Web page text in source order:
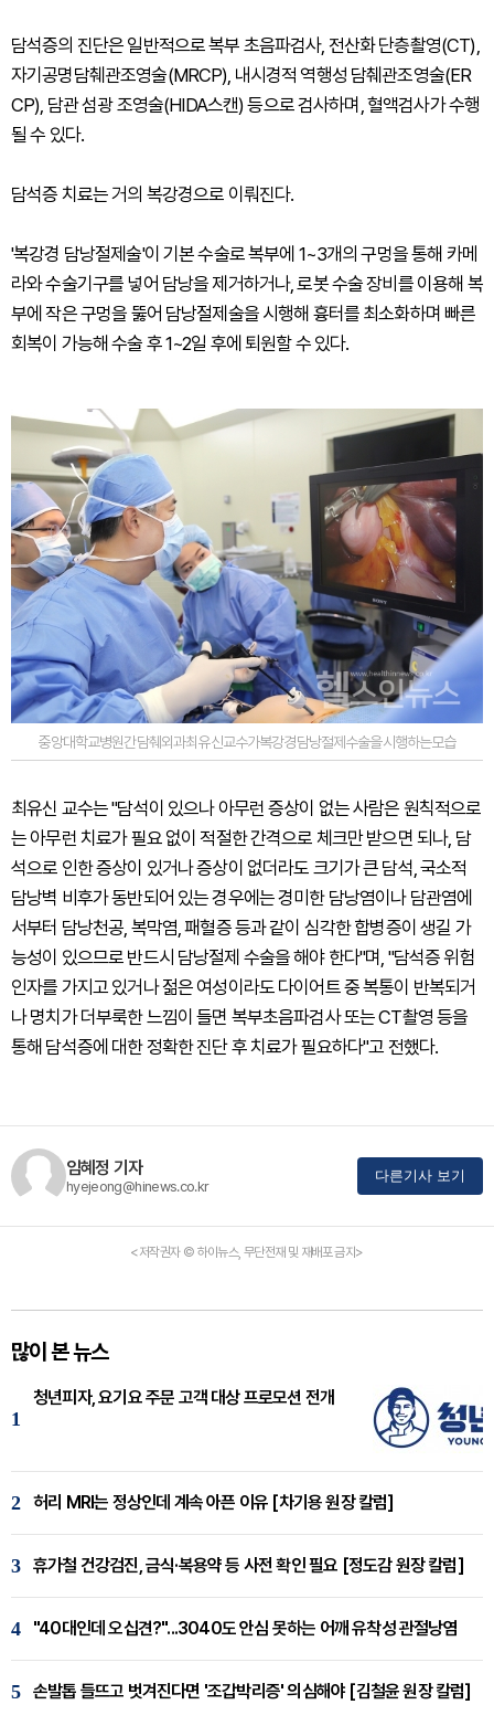
담석증의 진단은 일반적으로 복부 초음파검사, 전산화 단층촬영(CT),
자기공명담췌관조영술(MRCP), 내시경적 역행성 담췌관조영술(ER
CP), 담관 섬광 조영술(HIDA스캔) 등으로 검사하며, 혈액검사가 수행
될 수 있다.
담석증 치료는 거의 복강경으로 이뤄진다.
'복강경 담낭절제술'이 기본 수술로 복부에 1~3개의 구멍을 통해 카메
라와 수술기구를 넣어 담낭을 제거하거나, 로봇 수술 장비를 이용해 복
부에 작은 구멍을 뚫어 담낭절제술을 시행해 흉터를 최소화하며 빠른
회복이 가능해 수술 후 1~2일 후에 퇴원할 수 있다.
중앙대학교병원간담췌외과최유신교수가복강경담낭절제수술을시행하는모습
최유신 교수는 "담석이 있으나 아무런 증상이 없는 사람은 원칙적으로
는 아무런 치료가 필요 없이 적절한 간격으로 체크만 받으면 되나, 담
석으로 인한 증상이 있거나 증상이 없더라도 크기가 큰 담석, 국소적
담낭벽 비후가 동반되어 있는 경우에는 경미한 담낭염이나 담관염에
서부터 담낭천공, 복막염, 패혈증 등과 같이 심각한 합병증이 생길 가
능성이 있으므로 반드시 담낭절제 수술을 해야 한다"며, "담석증 위험
인자를 가지고 있거나 젊은 여성이라도 다이어트 중 복통이 반복되거
나 명치가 더부룩한 느낌이 들면 복부초음파검사 또는 CT촬영 등을
통해 담석증에 대한 정확한 진단 후 치료가 필요하다"고 전했다.
임혜정 기자
hyejeong@hinews.co.kr
다른기사 보기
<저작권자 © 하이뉴스, 무단전재 및 재배포 금지>
많이 본 뉴스
1
청년피자, 요기요 주문 고객 대상 프로모션 전개
2 허리 MRI는 정상인데 계속 아픈 이유 [차기용 원장 칼럼]
3 휴가철 건강검진, 금식·복용약 등 사전 확인 필요 [정도감 원장 칼럼]
4 "40대인데 오십견?"...3040도 안심 못하는 어깨 유착성 관절낭염
5 손발톱 들뜨고 벗겨진다면 '조갑박리증' 의심해야 [김철윤 원장 칼럼]